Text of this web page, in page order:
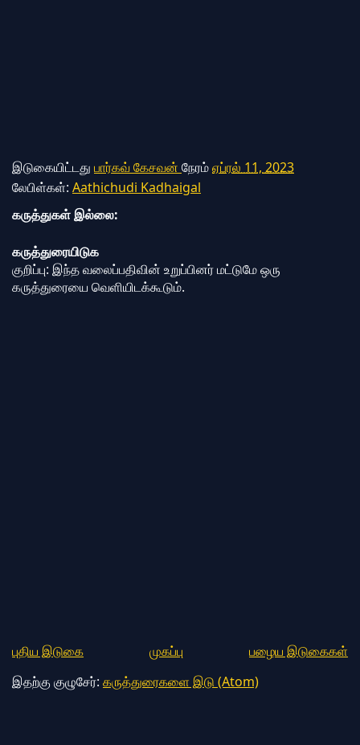
இடுகையிட்டது பார்கவ் கேசவன் நேரம்ஏப்ரல் 11, 2023
லேபிள்கள்: Aathichudi Kadhaigal
கருத்துகள் இல்லை:
கருத்துரையிடுக
குறிப்பு: இந்த வலைப்பதிவின் உறுப்பினர் மட்டுமே ஒரு
கருத்துரையை வெளியிடக்கூடும்.
புதிய இடுகை பழைய இடுகைகள்
முகப்பு
இதற்கு குழுசேர்: கருத்துரைகளை இடு (Atom)